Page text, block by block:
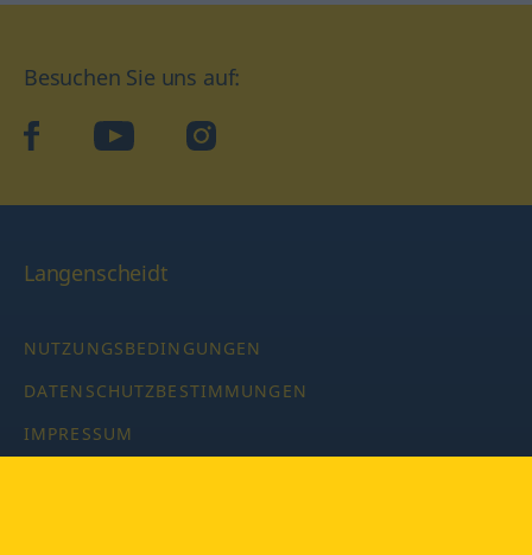
Besuchen Sie uns auf:
facebookYouTube Instagram
Langenscheidt
NUTZUNGSBEDINGUNGEN
DATENSCHUTZBESTIMMUNGEN
IMPRESSUM